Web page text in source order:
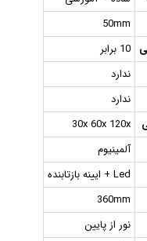
50mm
10 برابر
ندارد
ندارد
30x 60x 120x
آلمینیوم
Led + ایینه بازتابنده
360mm
نور از پایین